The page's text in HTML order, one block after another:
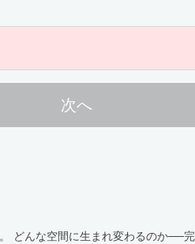
次へ
どんな空間に生まれ変わるのか──完